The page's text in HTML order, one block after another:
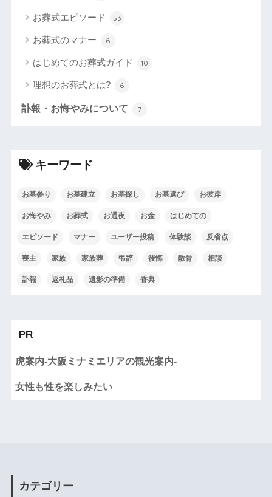
お葬式エピソード 53
お葬式のマナー 6
はじめてのお葬式ガイド 10
理想のお葬式とは? 6
訃報・お悔やみについて 7
キーワード
お墓参り お墓建立 お墓探し お墓選び お彼岸
お悔やみ お葬式 お通夜 お金 はじめての
エピソード マナー ユーザー投稿 体験談 反省点
喪主 家族 家族葬 弔辞 後悔 散骨 相談
訃報 返礼品 遺影の準備 香典
PR
虎案内-大阪ミナミエリアの観光案内-
女性も性を楽しみたい
カテゴリー